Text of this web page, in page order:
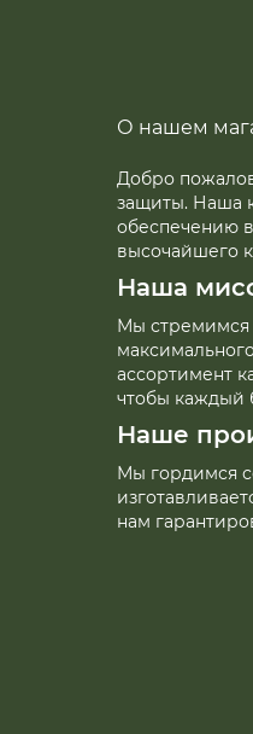
О нашем
Добро
защиты. Наша
обеспечению
высочайшего
Наша
Мы стремимся
ассортимент
чтобы каждый
Наше
Мы гордимся
нам